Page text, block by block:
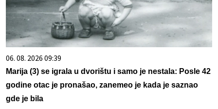
06. 08. 2026 09:39
Marija (3) se igrala u dvorištu i samo je nestala: Posle 42
godine otac je pronašao, zanemeo je kada je saznao
gde je bila